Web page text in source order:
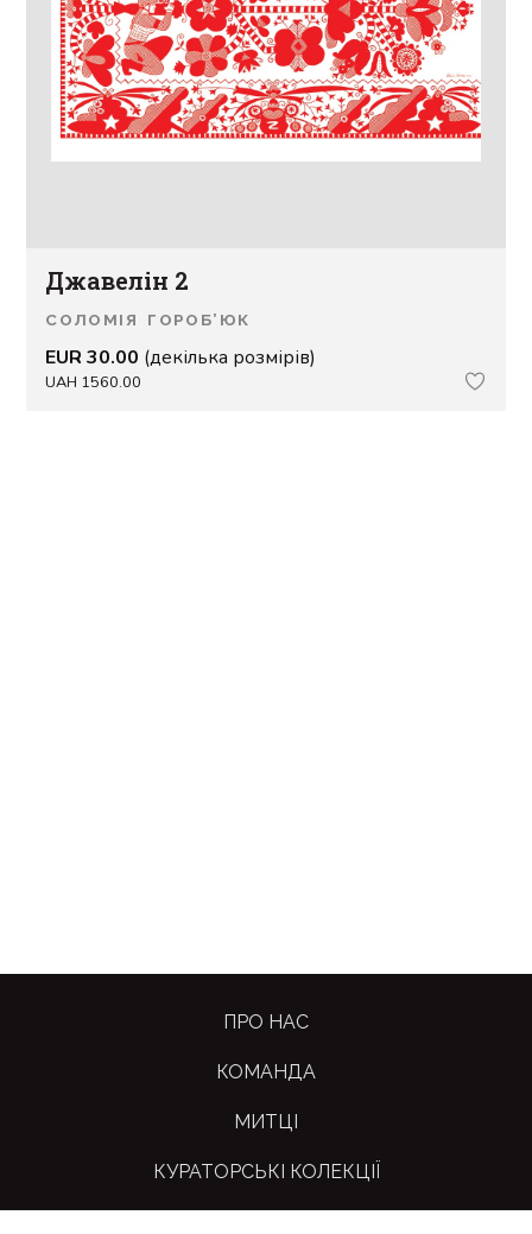
Джавелін 2
СОЛОМІЯ ГОРОБ’ЮК
EUR 30.00 (декілька розмірів)
UAH 1560.00
ПРО НАС
КОМАНДА
МИТЦІ
КУРАТОРСЬКІ КОЛЕКЦІЇ